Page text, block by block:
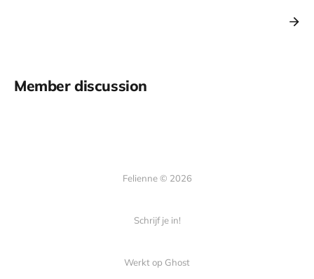
Member discussion
Felienne © 2026
Schrijf je in!
Werkt op Ghost